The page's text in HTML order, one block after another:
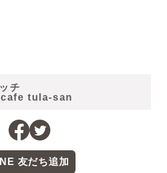
チ
tula-san
友だち追加